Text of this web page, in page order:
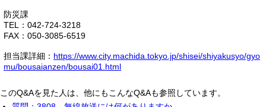
防災課
TEL：042-724-3218
FAX：050-3085-6519
担当課詳細： https://www.city.machida.tokyo.jp/shisei/shiyakusyo/gyo
mu/bousaianzen/bousai01.html
このQ&Aを見た人は、他にもこんなQ&Aも参照しています。